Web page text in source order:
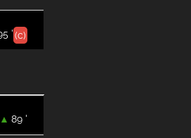
(c)
'
89 '